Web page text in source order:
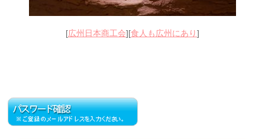
[広州日本商工会][食人も広州にあり]